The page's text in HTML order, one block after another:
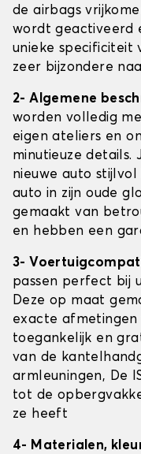
de airbags
wordt geactiveerd
unieke specificiteit
zeer bijzondere
2- Algemene
worden volledig
eigen ateliers en
minutieuze details.
nieuwe auto
auto in zijn oude
gemaakt van
en hebben een
3-
passen perfect bij
Deze op maat
exacte afmetingen
toegankelijk en
van de
armleuningen, De
tot de
ze heeft
4- Materialen,